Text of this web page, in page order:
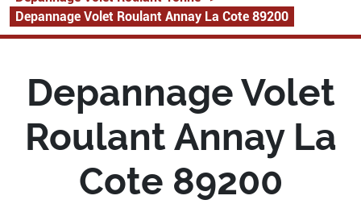
Depannage Volet Roulant Annay La Cote 89200
Depannage Volet
Roulant Annay La
Cote 89200